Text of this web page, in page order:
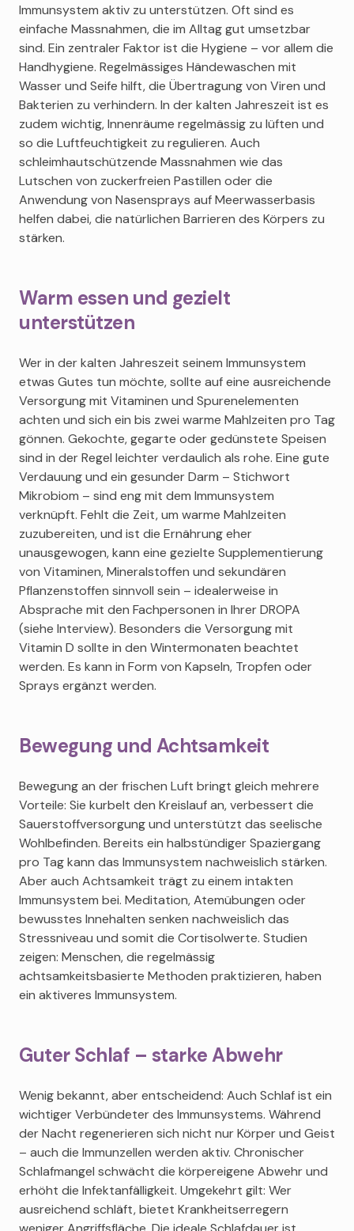
Immunsystem aktiv zu unterstützen. Oft sind es
einfache Massnahmen, die im Alltag gut umsetzbar
sind. Ein zentraler Faktor ist die Hygiene – vor allem die
Handhygiene. Regelmässiges Händewaschen mit
Wasser und Seife hilft, die Übertragung von Viren und
Bakterien zu verhindern. In der kalten Jahreszeit ist es
zudem wichtig, Innenräume regelmässig zu lüften und
so die Luftfeuchtigkeit zu regulieren. Auch
schleimhautschützende Massnahmen wie das
Lutschen von zuckerfreien Pastillen oder die
Anwendung von Nasensprays auf Meerwasserbasis
helfen dabei, die natürlichen Barrieren des Körpers zu
stärken.
Warm essen und gezielt
unterstützen
Wer in der kalten Jahreszeit seinem Immunsystem
etwas Gutes tun möchte, sollte auf eine ausreichende
Versorgung mit Vitaminen und Spurenelementen
achten und sich ein bis zwei warme Mahlzeiten pro Tag
gönnen. Gekochte, gegarte oder gedünstete Speisen
sind in der Regel leichter verdaulich als rohe. Eine gute
Verdauung und ein gesunder Darm – Stichwort
Mikrobiom – sind eng mit dem Immunsystem
verknüpft. Fehlt die Zeit, um warme Mahlzeiten
zuzubereiten, und ist die Ernährung eher
unausgewogen, kann eine gezielte Supplementierung
von Vitaminen, Mineralstoffen und sekundären
Pflanzenstoffen sinnvoll sein – idealerweise in
Absprache mit den Fachpersonen in Ihrer DROPA
(siehe Interview). Besonders die Versorgung mit
Vitamin D sollte in den Wintermonaten beachtet
werden. Es kann in Form von Kapseln, Tropfen oder
Sprays ergänzt werden.
Bewegung und Achtsamkeit
Bewegung an der frischen Luft bringt gleich mehrere
Vorteile: Sie kurbelt den Kreislauf an, verbessert die
Sauerstoffversorgung und unterstützt das seelische
Wohlbefinden. Bereits ein halbstündiger Spaziergang
pro Tag kann das Immunsystem nachweislich stärken.
Aber auch Achtsamkeit trägt zu einem intakten
Immunsystem bei. Meditation, Atemübungen oder
bewusstes Innehalten senken nachweislich das
Stressniveau und somit die Cortisolwerte. Studien
zeigen: Menschen, die regelmässig
achtsamkeitsbasierte Methoden praktizieren, haben
ein aktiveres Immunsystem.
Guter Schlaf – starke Abwehr
Wenig bekannt, aber entscheidend: Auch Schlaf ist ein
wichtiger Verbündeter des Immunsystems. Während
der Nacht regenerieren sich nicht nur Körper und Geist
– auch die Immunzellen werden aktiv. Chronischer
Schlafmangel schwächt die körpereigene Abwehr und
erhöht die Infektanfälligkeit. Umgekehrt gilt: Wer
ausreichend schläft, bietet Krankheitserregern